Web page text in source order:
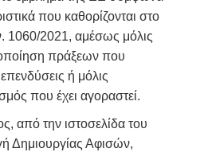
που καθορίζονται στο
1060/2021, αμέσως μόλις
πράξεων που
ή μόλις
που έχει αγοραστεί.
από την ιστοσελίδα του
Δημιουργίας Αφισών,